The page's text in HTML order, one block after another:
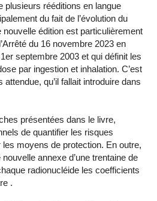
plusieurs rééditions en langue
du fait de l’évolution du
édition est particulièrement
du 16 novembre 2023 en
septembre 2003 et qui définit les
par ingestion et inhalation. C’est
qu’il fallait introduire dans
présentées dans le livre,
de quantifier les risques
les moyens de protection. En outre,
annexe d’une trentaine de
radionucléide les coefficients
.